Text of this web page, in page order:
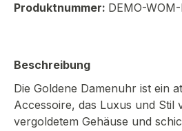
Produktnummer: DEMO-
Beschreibung
Die Goldene Damenuhr ist ein
Accessoire, das Luxus und Stil
vergoldetem Gehäuse und